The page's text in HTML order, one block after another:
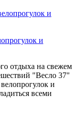
и
отдыха на свежем
"Весло 37"
и
всеми